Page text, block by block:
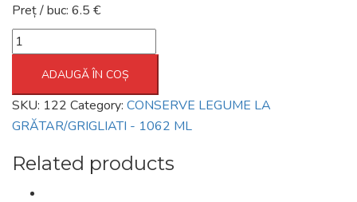
Preț / buc: 6.5 €
MELANZANE
GRIGLIATE
OLIO
GRILLED
IN
ADAUGĂ ÎN COȘ
SKU: 122 Category: CONSERVE LEGUME LA
GRĂTAR/GRIGLIATI - 1062 ML
Related products